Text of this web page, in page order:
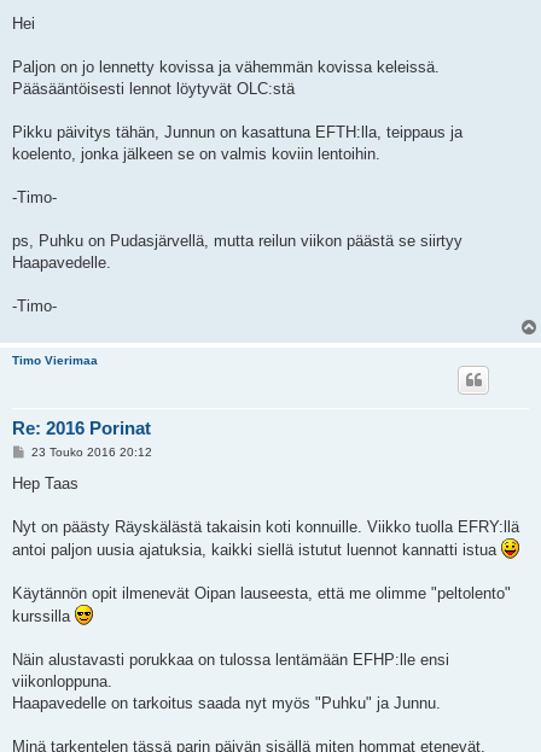
e
i
Hei
Paljon on jo lennetty kovissa ja vähemmän kovissa keleissä.
Pääsääntöisesti lennot löytyvät OLC:stä
Pikku päivitys tähän, Junnun on kasattuna EFTH:lla, teippaus ja
koelento, jonka jälkeen se on valmis koviin lentoihin.
-Timo-
ps, Puhku on Pudasjärvellä, mutta reilun viikon päästä se siirtyy
Haapavedelle.
-Timo-
Timo Vierimaa
Re: 2016 Porinat
V
e
s
i
23 Touko 2016 20:12
Hep Taas
Nyt on päästy Räyskälästä takaisin koti konnuille. Viikko tuolla EFRY:llä
antoi paljon uusia ajatuksia, kaikki siellä istutut luennot kannatti istua
Käytännön opit ilmenevät Oipan lauseesta, että me olimme "peltolento"
kurssilla
Näin alustavasti porukkaa on tulossa lentämään EFHP:lle ensi
viikonloppuna.
Haapavedelle on tarkoitus saada nyt myös "Puhku" ja Junnu.
Minä tarkentelen tässä parin päivän sisällä miten hommat etenevät.